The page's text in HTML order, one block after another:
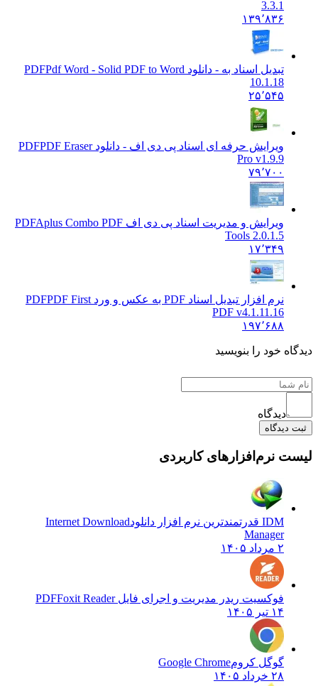
۱۳۹٬۸۳۶
تبدیل اسناد به - دانلود PDF Pdf Word - Solid PDF to Word
10.1.18
۲۵٬۵۴۵
ویرایش حرفه ای اسناد پی دی اف - دانلود PDF PDF Eraser
Pro v1.9.9
۷۹٬۷۰۰
ویرایش و مدیریت اسناد پی دی اف PDFAplus Combo PDF
Tools 2.0.1.5
۱۷٬۳۴۹
نرم افزار تبدیل اسناد PDF به عکس و ورد PDF
PDF First
PDF v4.1.11.16
۱۹۷٬۶۸۸
خود را بنویسید
دیدگاه
نرم‌افزارهای کاربردی
Internet Download
Manager
فوکسیت ریدر مدیریت و اجرای فایل PDFFoxit Reader
گوگل کروم Google Chrome